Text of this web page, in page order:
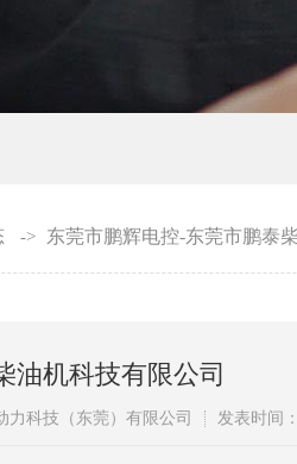
-> 东莞市鹏辉电控-东莞市鹏泰
油机科技有限公司
力科技（东莞）有限公司 发表时间